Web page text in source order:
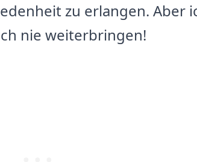
zu erlangen. Aber
nie weiterbringen!